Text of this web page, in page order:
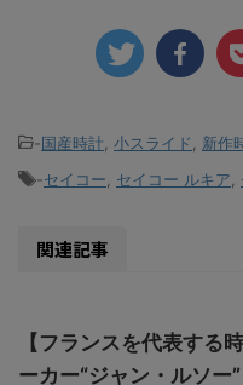
-国産時計 小スライド
新作
-セイコー セイコー ルキア
関連記事
【フランスを代表する
ーカー“ジャン・ルソー